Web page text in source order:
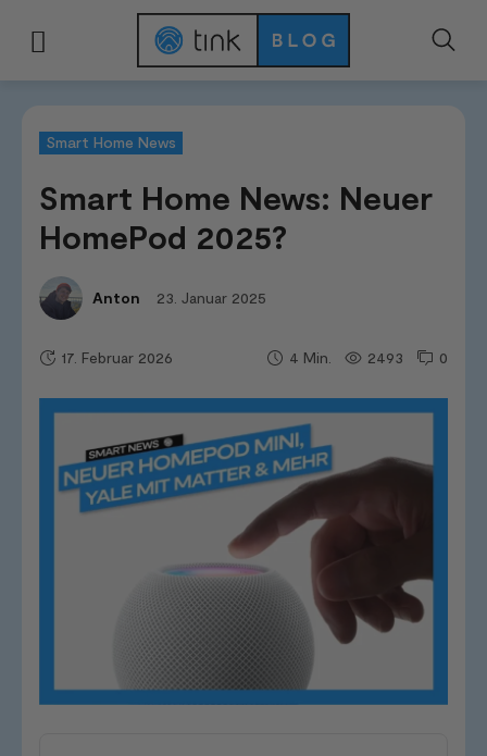
Smart Home News
Smart Home News: Neuer
HomePod 2025?
Anton 23. Januar 2025
0
2493
4 Min.
17. Februar 2026